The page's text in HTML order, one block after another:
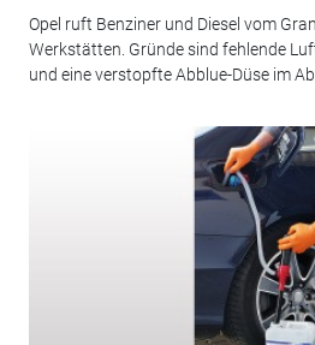
Opel ruft Benziner und Diesel vom
Werkstätten. Gründe sind fehlende
und eine verstopfte Abblue-Düse im